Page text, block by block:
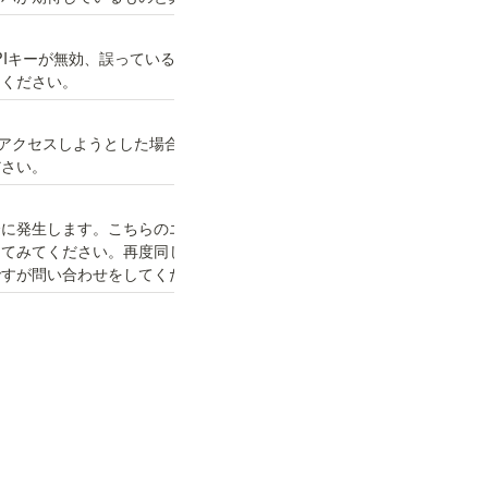
ーが無効、誤っている等）に発生します。APIキー
ださい。
セスしようとした場合に発生します。APIキーが正
い。
発生します。こちらのエラーが発生した場合は、時
みてください。再度同じリクエストを送出した場合
が問い合わせをしてください。